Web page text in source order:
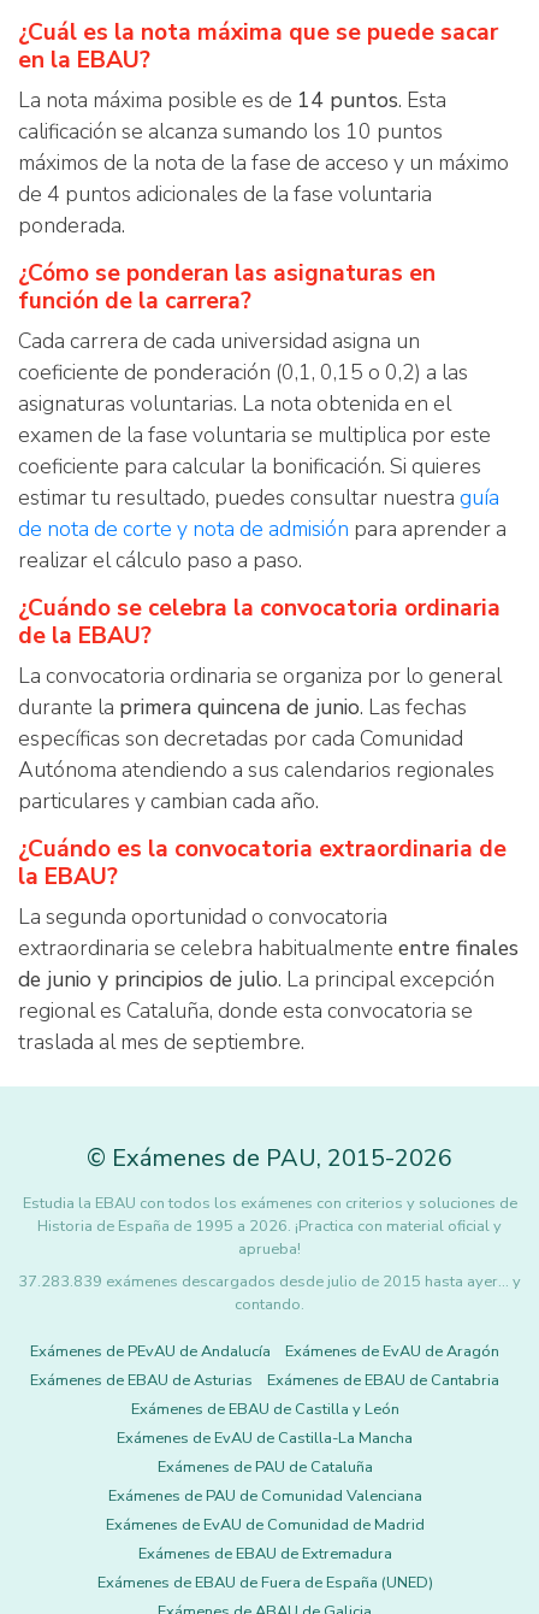
¿Cuál es la nota máxima que se puede sacar
en la EBAU?
La nota máxima posible es de 14 puntos. Esta
calificación se alcanza sumando los 10 puntos
máximos de la nota de la fase de acceso y un máximo
de 4 puntos adicionales de la fase voluntaria
ponderada.
¿Cómo se ponderan las asignaturas en
función de la carrera?
Cada carrera de cada universidad asigna un
coeficiente de ponderación (0,1, 0,15 o 0,2) a las
asignaturas voluntarias. La nota obtenida en el
examen de la fase voluntaria se multiplica por este
coeficiente para calcular la bonificación. Si quieres
estimar tu resultado, puedes consultar nuestra guía
de nota de corte y nota de admisión para aprender a
realizar el cálculo paso a paso.
¿Cuándo se celebra la convocatoria ordinaria
de la EBAU?
La convocatoria ordinaria se organiza por lo general
durante la primera quincena de junio. Las fechas
específicas son decretadas por cada Comunidad
Autónoma atendiendo a sus calendarios regionales
particulares y cambian cada año.
¿Cuándo es la convocatoria extraordinaria de
la EBAU?
La segunda oportunidad o convocatoria
extraordinaria se celebra habitualmente entre finales
de junio y principios de julio. La principal excepción
regional es Cataluña, donde esta convocatoria se
traslada al mes de septiembre.
© Exámenes de PAU, 2015-2026
Estudia la EBAU con todos los exámenes con criterios y soluciones de
Historia de España de 1995 a 2026. ¡Practica con material oficial y
aprueba!
37.283.839 exámenes descargados desde julio de 2015 hasta ayer... y
contando.
Exámenes de PEvAU de Andalucía
Exámenes de EvAU de Aragón
Exámenes de EBAU de Asturias
Exámenes de EBAU de Cantabria
Exámenes de EBAU de Castilla y León
Exámenes de EvAU de Castilla-La Mancha
Exámenes de PAU de Cataluña
Exámenes de PAU de Comunidad Valenciana
Exámenes de EvAU de Comunidad de Madrid
Exámenes de EBAU de Extremadura
Exámenes de EBAU de Fuera de España (UNED)